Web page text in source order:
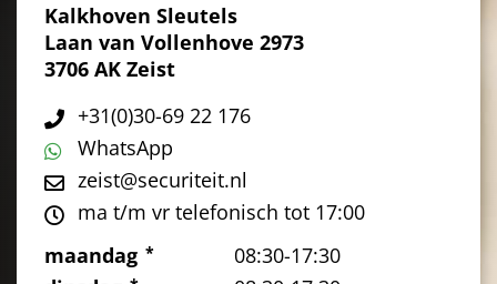
Kalkhoven Sleutels
Laan van Vollenhove 2973
3706 AK Zeist
+31(0)30-69 22 176
WhatsApp
zeist@securiteit.nl
ma t/m vr telefonisch tot 17:00
maandag
08:30-17:30